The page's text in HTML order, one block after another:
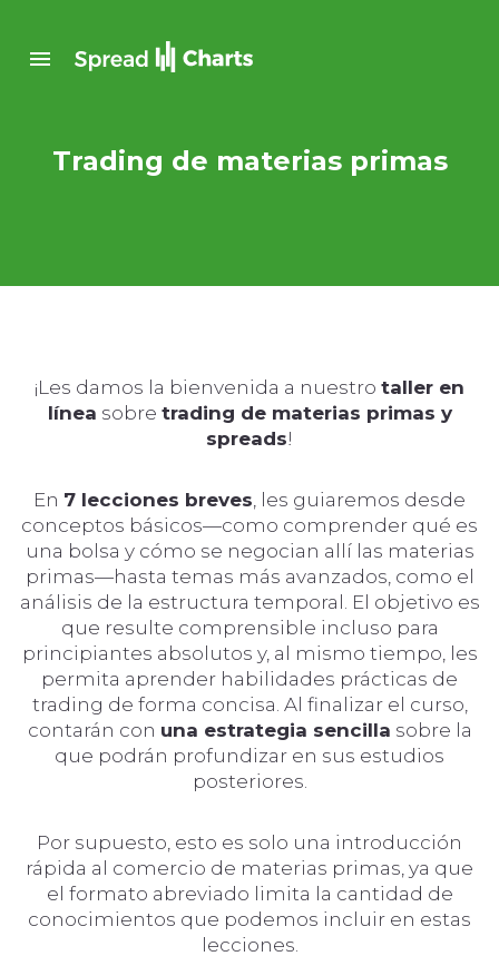
Trading de materias primas
¡Les damos la bienvenida a nuestro taller en
línea sobre trading de materias primas y
spreads!
En 7 lecciones breves, les guiaremos desde
conceptos básicos—como comprender qué es
una bolsa y cómo se negocian allí las materias
primas—hasta temas más avanzados, como el
análisis de la estructura temporal. El objetivo es
que resulte comprensible incluso para
principiantes absolutos y, al mismo tiempo, les
permita aprender habilidades prácticas de
trading de forma concisa. Al finalizar el curso,
contarán con una estrategia sencilla sobre la
que podrán profundizar en sus estudios
posteriores.
Por supuesto, esto es solo una introducción
rápida al comercio de materias primas, ya que
el formato abreviado limita la cantidad de
conocimientos que podemos incluir en estas
lecciones.